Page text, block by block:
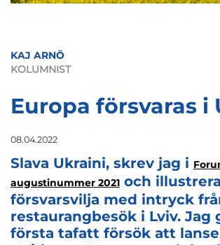
KAJ ARNÖ
KOLUMNIST
Europa försvaras i
08.04.2022
Slava Ukraini, skrev jag i
augustinummer 2021 och
försvarsvilja med intryck
restaurangbesök i Lviv. Jag
första tafatt försök att